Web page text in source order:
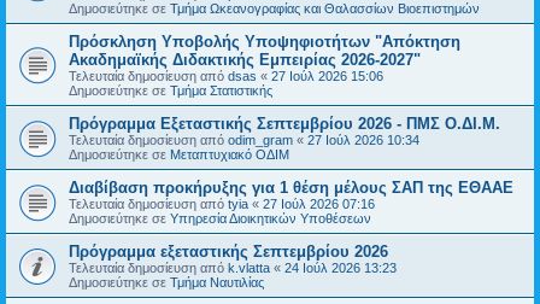
Δημοσιεύτηκε σε Τμήμα Ωκεανογραφίας και Θαλασσίων Βιοεπιστημών
Πρόσκληση Υποβολής Υποψηφιοτήτων "Απόκτηση
Ακαδημαϊκής Διδακτικής Εμπειρίας 2026-2027"
Τελευταία δημοσίευση από dsas « 27 Ιούλ 2026 15:06
Δημοσιεύτηκε σε Τμήμα Στατιστικής
Πρόγραμμα Εξεταστικής Σεπτεμβρίου 2026 - ΠΜΣ Ο.ΔΙ.Μ.
Τελευταία δημοσίευση από odim_gram « 27 Ιούλ 2026 10:34
Δημοσιεύτηκε σε Μεταπτυχιακό ΟΔΙΜ
Διαβίβαση προκήρυξης για 1 θέση μέλους ΣΑΠ της ΕΘΑΑΕ
Τελευταία δημοσίευση από tyia « 27 Ιούλ 2026 07:16
Δημοσιεύτηκε σε Υπηρεσία Διοικητικών Υποθέσεων
Πρόγραμμα εξεταστικής Σεπτεμβρίου 2026
Τελευταία δημοσίευση από k.vlatta « 24 Ιούλ 2026 13:23
Δημοσιεύτηκε σε Τμήμα Ναυτιλίας